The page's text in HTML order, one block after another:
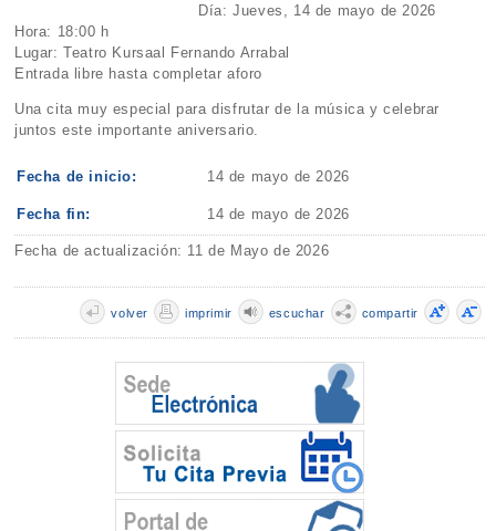
Día: Jueves, 14 de mayo de 2026
Hora: 18:00 h
Lugar: Teatro Kursaal Fernando Arrabal
Entrada libre hasta completar aforo
Una cita muy especial para disfrutar de la música y celebrar
juntos este importante aniversario.
Fecha de inicio: 14 de mayo de 2026
Fecha fin: 14 de mayo de 2026
Fecha de actualización: 11 de Mayo de 2026
compartir
escuchar
imprimir
volver